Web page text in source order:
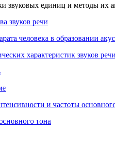
звуковых единиц и методы их
звуков речи
человека в образовании
характеристик звуков речи
и частоты
тона